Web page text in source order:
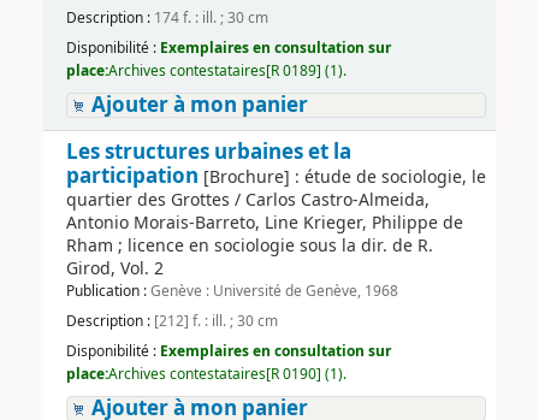
Description : 174 f. : ill. ; 30 cm
Disponibilité : Exemplaires en consultation sur
place:Archives contestataires[R 0189] (1).
Ajouter à mon panier
Les structures urbaines et la
participation [Brochure] : étude de sociologie, le
quartier des Grottes / Carlos Castro-Almeida,
Antonio Morais-Barreto, Line Krieger, Philippe de
Rham ; licence en sociologie sous la dir. de R.
Girod, Vol. 2
Publication :Genève : Université de Genève, 1968
Description : [212] f. : ill. ; 30 cm
Disponibilité : Exemplaires en consultation sur
place:Archives contestataires[R 0190] (1).
Ajouter à mon panier